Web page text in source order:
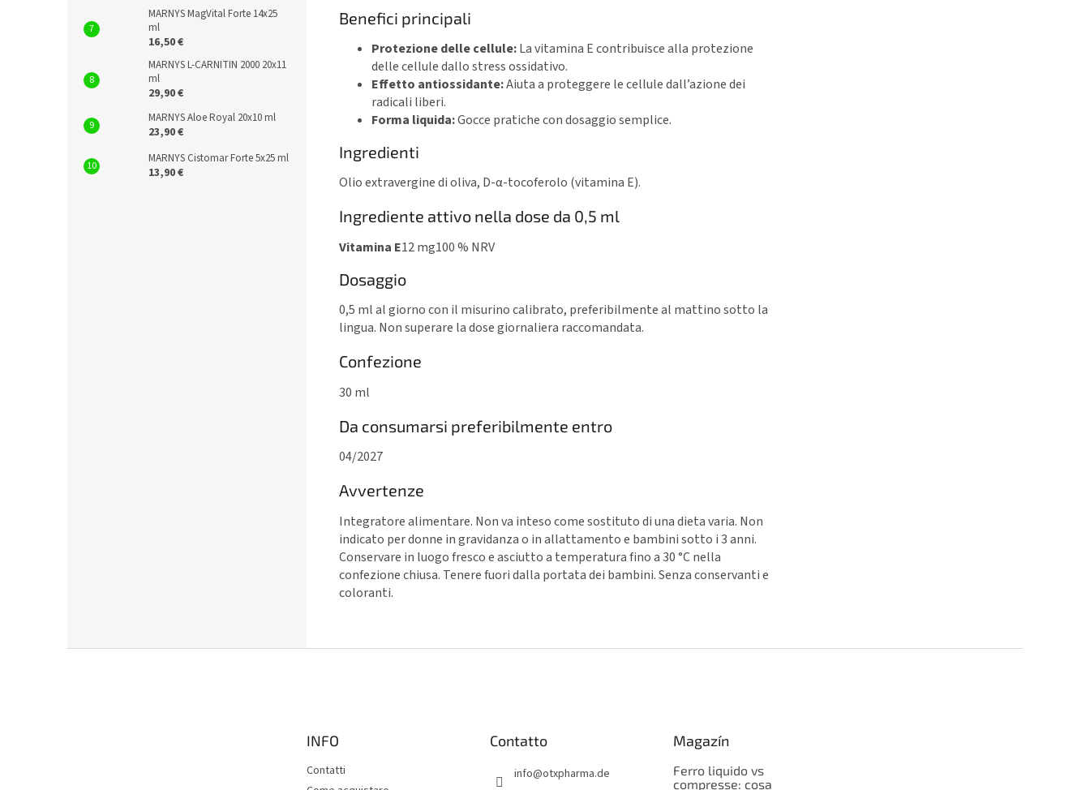
MARNYS MagVital Forte 14x25
ml
16,50 €
MARNYS L-CARNITIN 2000 20x11
ml
29,90 €
MARNYS Aloe Royal 20x10 ml
23,90 €
MARNYS Cistomar Forte 5x25 ml
13,90 €
Benefici principali
Protezione delle cellule:La vitamina E contribuisce alla protezione
delle cellule dallo stress ossidativo.
Effetto antiossidante:Aiuta a proteggere le cellule dall’azione dei
radicali liberi.
Forma liquida:Gocce pratiche con dosaggio semplice.
Ingredienti
Olio extravergine di oliva, D-α-tocoferolo (vitamina E).
Ingrediente attivo nella dose da 0,5 ml
Vitamina E12 mg100 % NRV
Dosaggio
0,5 ml al giorno con il misurino calibrato, preferibilmente al mattino sotto la
lingua. Non superare la dose giornaliera raccomandata.
Confezione
30 ml
Da consumarsi preferibilmente entro
04/2027
Avvertenze
Integratore alimentare. Non va inteso come sostituto di una dieta varia. Non
indicato per donne in gravidanza o in allattamento e bambini sotto i 3 anni.
Conservare in luogo fresco e asciutto a temperatura fino a 30 °C nella
confezione chiusa. Tenere fuori dalla portata dei bambini. Senza conservanti e
coloranti.
INFO
Contatti
Contatto
info@otxpharma.de
Magazín
Ferro liquido vs
compresse: cosa